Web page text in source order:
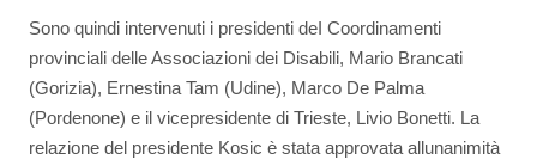
Sono quindi intervenuti i presidenti deI Coordinamenti
provinciali delle Associazioni dei Disabili, Mario Brancati
(Gorizia), Ernestina Tam (Udine), Marco De Palma
(Pordenone) e il vicepresidente di Trieste, Livio Bonetti. La
relazione del presidente Kosic è stata approvata allunanimità